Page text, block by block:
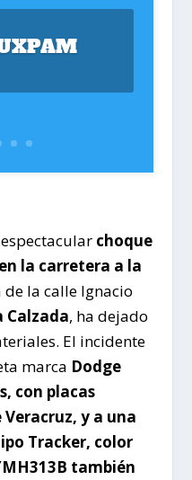
choque
la carretera a la
la calle Ignacio
Calzada, ha dejado
El incidente
marca Dodge
con placas
Veracruz, y a una
Tracker, color
también